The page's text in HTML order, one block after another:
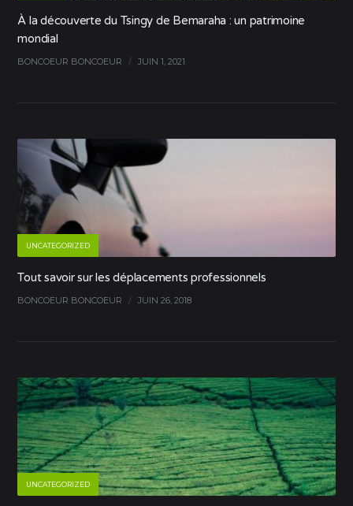
À la découverte du Tsingy de Bemaraha : un patrimoine
mondial
BONCOEUR BONCOEUR / JUIN 1, 2021
UNCATEGORIZED
Tout savoir sur les déplacements professionnels
BONCOEUR BONCOEUR / JUIN 26, 2018
UNCATEGORIZED